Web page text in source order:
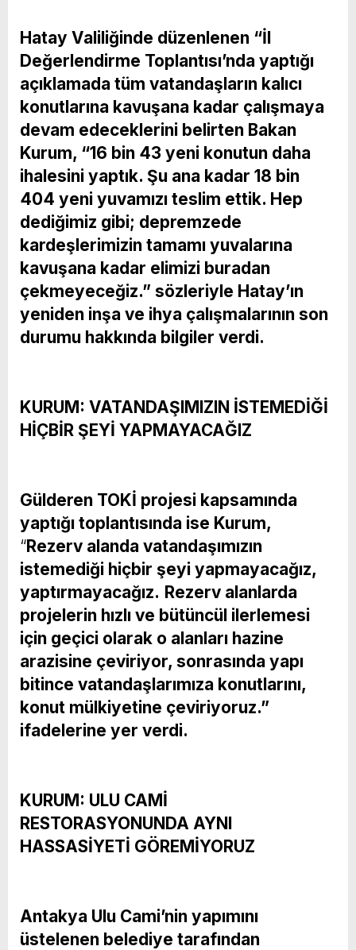
Hatay Valiliğinde düzenlenen “İl
Değerlendirme Toplantısı’nda yaptığı
açıklamada tüm vatandaşların kalıcı
konutlarına kavuşana kadar çalışmaya
devam edeceklerini belirten Bakan
Kurum, “16 bin 43 yeni konutun daha
ihalesini yaptık. Şu ana kadar 18 bin
404 yeni yuvamızı teslim ettik. Hep
dediğimiz gibi; depremzede
kardeşlerimizin tamamı yuvalarına
kavuşana kadar elimizi buradan
çekmeyeceğiz.” sözleriyle Hatay’ın
yeniden inşa ve ihya çalışmalarının son
durumu hakkında bilgiler verdi.
KURUM: VATANDAŞIMIZIN İSTEMEDİĞİ
HİÇBİR ŞEYİ YAPMAYACAĞIZ
Gülderen TOKİ projesi kapsamında
yaptığı toplantısında ise Kurum,
“Rezerv alanda vatandaşımızın
istemediği hiçbir şeyi yapmayacağız,
yaptırmayacağız. Rezerv alanlarda
projelerin hızlı ve bütüncül ilerlemesi
için geçici olarak o alanları hazine
arazisine çeviriyor, sonrasında yapı
bitince vatandaşlarımıza konutlarını,
konut mülkiyetine çeviriyoruz.”
ifadelerine yer verdi.
KURUM: ULU CAMİ
RESTORASYONUNDA AYNI
HASSASİYETİ GÖREMİYORUZ
Antakya Ulu Cami’nin yapımını
üstelenen belediye tarafından